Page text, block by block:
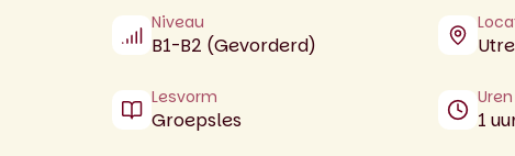
Niveau
B1-B2 (Gevorderd)
Lesvorm
Groepsles 1